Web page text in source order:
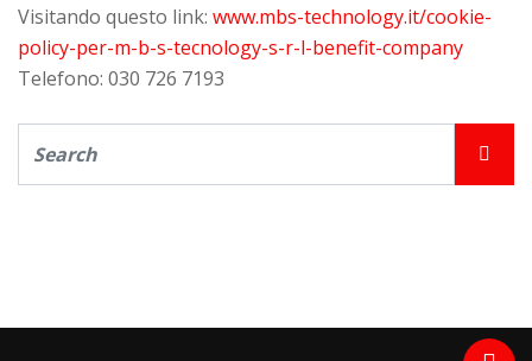
Visitando questo link: www.mbs-technology.it/cookie-
policy-per-m-b-s-tecnology-s-r-l-benefit-company
Telefono: 030 726 7193